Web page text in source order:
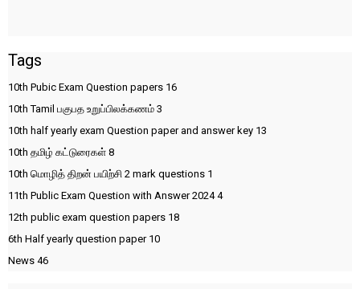
Tags
10th Pubic Exam Question papers 16
10th Tamil பகுபத உறுப்பிலக்கணம் 3
10th half yearly exam Question paper and answer key 13
10th தமிழ் கட்டுரைகள் 8
10th மொழித் திறன் பயிற்சி 2 mark questions 1
11th Public Exam Question with Answer 20244
12th public exam question papers 18
6th Half yearly question paper 10
News 46